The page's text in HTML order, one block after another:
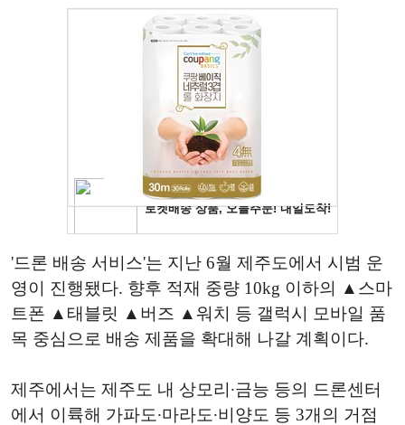
'드론 배송 서비스'는 지난 6월 제주도에서 시범 운
영이 진행됐다. 향후 적재 중량 10kg 이하의 ▲스마
트폰 ▲태블릿 ▲버즈 ▲워치 등 갤럭시 모바일 품
목 중심으로 배송 제품을 확대해 나갈 계획이다.
제주에서는 제주도 내 상모리∙금능 등의 드론센터
에서 이륙해 가파도∙마라도∙비양도 등 3개의 거점